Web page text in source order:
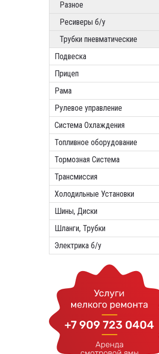
Разное
Ресиверы б/у
Трубки пневматические
Подвеска
Прицеп
Рама
Рулевое управление
Система Охлаждения
Топливное оборудование
Тормозная Система
Трансмиссия
Холодильные Установки
Шины, Диски
Шланги, Трубки
Электрика б/у